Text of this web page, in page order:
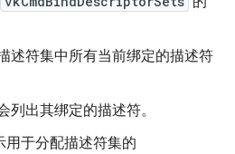
述符集中所有当前绑定的描述符
列出其绑定的描述符。
用于分配描述符集的